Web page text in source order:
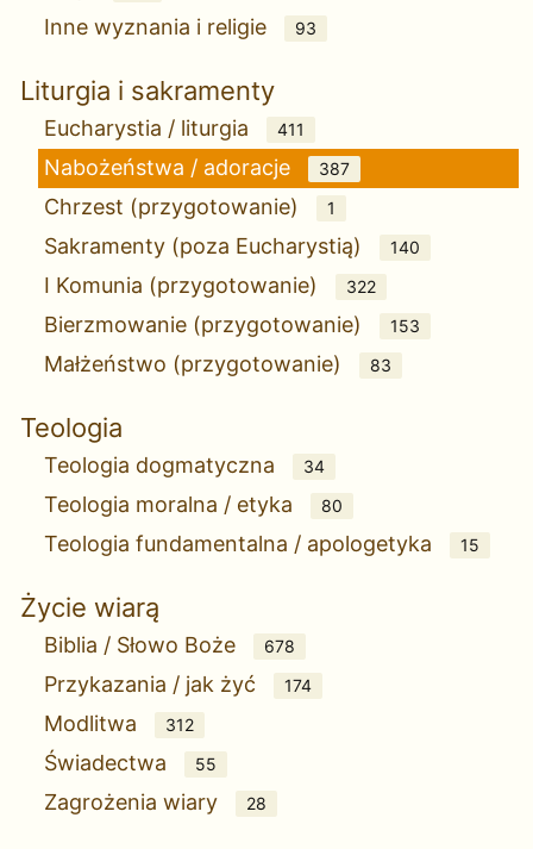
Inne wyznania i religie 93
Liturgia i sakramenty
Eucharystia / liturgia 411
Nabożeństwa / adoracje 387
Chrzest (przygotowanie) 1
Sakramenty (poza Eucharystią) 140
I Komunia (przygotowanie) 322
Bierzmowanie (przygotowanie) 153
Małżeństwo (przygotowanie) 83
Teologia
Teologia dogmatyczna 34
Teologia moralna / etyka 80
Teologia fundamentalna / apologetyka 15
Życie wiarą
Biblia / Słowo Boże 678
Przykazania / jak żyć 174
Modlitwa 312
Świadectwa 55
Zagrożenia wiary 28